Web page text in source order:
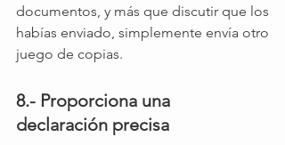
documentos, y más que discutir que los
habías enviado, simplemente envía otro
juego de copias.
8.- Proporciona una
declaración precisa